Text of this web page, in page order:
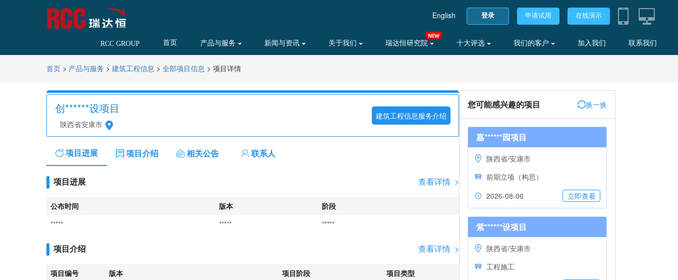
English 登录 申请试用 在线演示
RCC GROUP 首页 产品与服务 新闻与资讯 关于我们 瑞达恒研究院 十大评选 我们的客户 加入我们 联系我们
首页 > 产品与服务 > 建筑工程信息 > 全部项目信息 > 项目详情
创******设项目
陕西省安康市
建筑工程信息服务介绍
项目进展 项目介绍 相关公告 联系人
项目进展 查看详情 >
公布时间 版本
阶段
*****
***** *****
项目介绍 查看详情 >
项目编号 版本 项目阶段
项目类型
您可能感兴趣的项目 换一换
嘉******园项目
陕西省/安康市
前期立项（构思）
2026-08-06
立即查看
紫******设项目
陕西省/安康市
工程施工